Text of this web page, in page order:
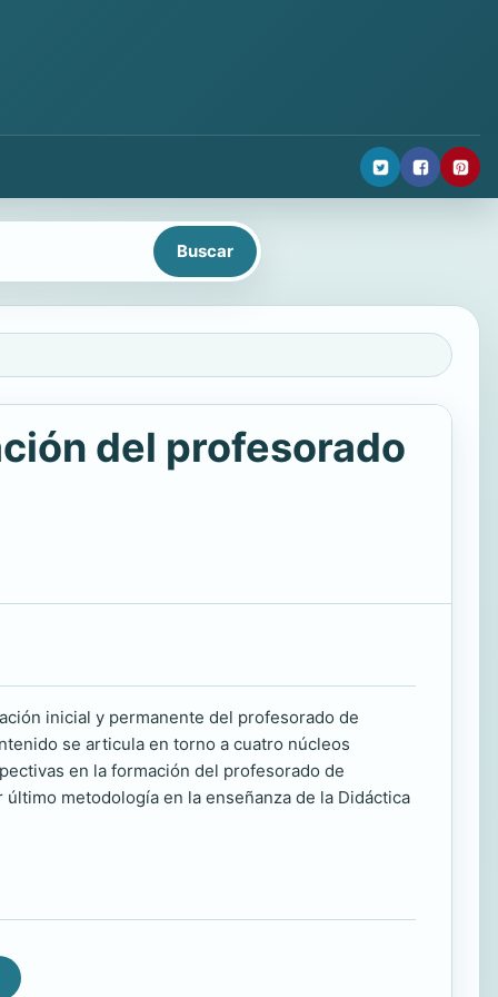
del profesorado
inicial y permanente del profesorado de
se articula en torno a cuatro núcleos
en la formación del profesorado de
metodología en la enseñanza de la Didáctica